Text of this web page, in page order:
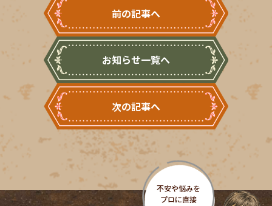
前の記事へ
お知らせ一覧へ
次の記事へ